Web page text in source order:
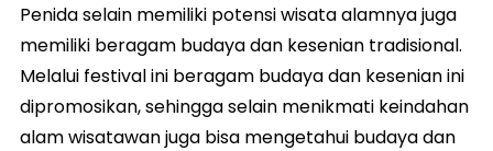
Penida selain memiliki potensi wisata alamnya juga
memiliki beragam budaya dan kesenian tradisional.
Melalui festival ini beragam budaya dan kesenian ini
dipromosikan, sehingga selain menikmati keindahan
alam wisatawan juga bisa mengetahui budaya dan